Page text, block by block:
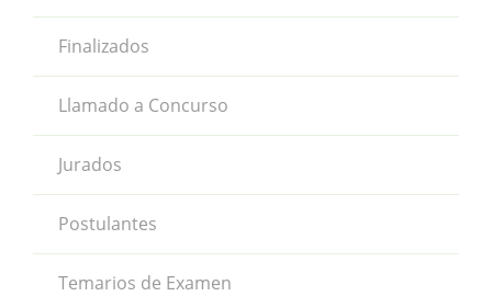
Finalizados
Llamado a Concurso
Jurados
Postulantes
Temarios de Examen